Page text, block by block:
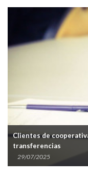
Clientes de
transferencias
29/07/2025